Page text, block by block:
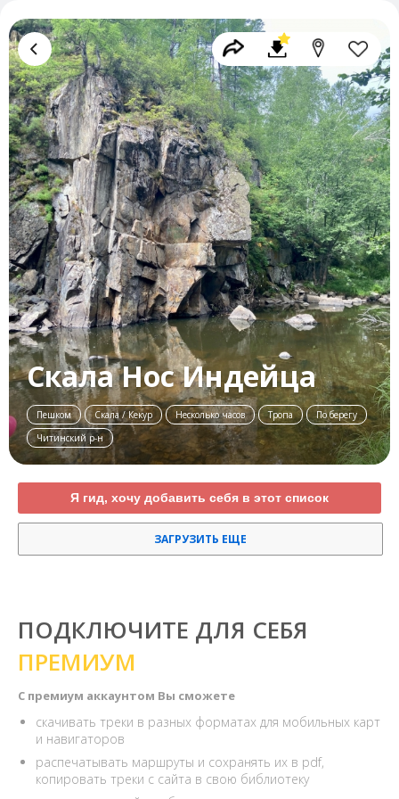
Скала Нос Индейца
Пешком Скала / Кекур Несколько часов Тропа
По берегу
Читинский р-н
Я гид, хочу добавить себя в этот список
ЗАГРУЗИТЬ ЕЩЕ
ПОДКЛЮЧИТЕ ДЛЯ СЕБЯ
ПРЕМИУМ
С премиум аккаунтом Вы сможете
скачивать треки в разных форматах для мобильных карт
и навигаторов
распечатывать маршруты и сохранять их в pdf,
копировать треки с сайта в свою библиотеку